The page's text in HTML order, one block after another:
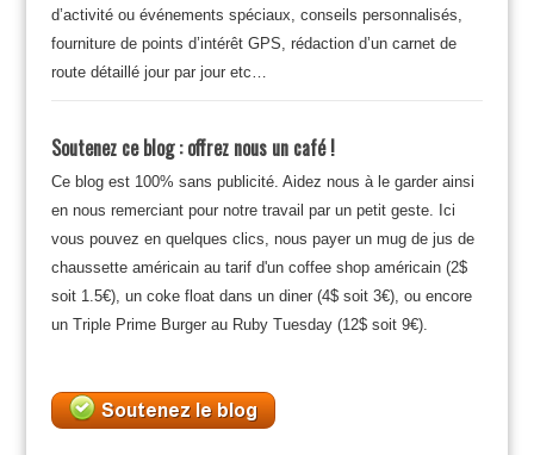
d’activité ou événements spéciaux, conseils personnalisés,
fourniture de points d’intérêt GPS, rédaction d’un carnet de
route détaillé jour par jour etc…
Soutenez ce blog : offrez nous un café !
Ce blog est 100% sans publicité. Aidez nous à le garder ainsi
en nous remerciant pour notre travail par un petit geste. Ici
vous pouvez en quelques clics, nous payer un mug de jus de
chaussette américain au tarif d'un coffee shop américain (2$
soit 1.5€), un coke float dans un diner (4$ soit 3€), ou encore
un Triple Prime Burger au Ruby Tuesday (12$ soit 9€).